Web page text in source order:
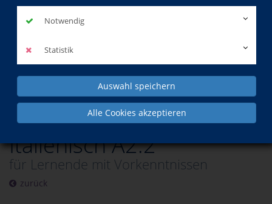
Notwendig
Statistik
Auswahl speichern
Alle Cookies akzeptieren
Sprachen Italienisch
Italienisch A2.2
für Lernende mit Vorkenntnissen
zurück